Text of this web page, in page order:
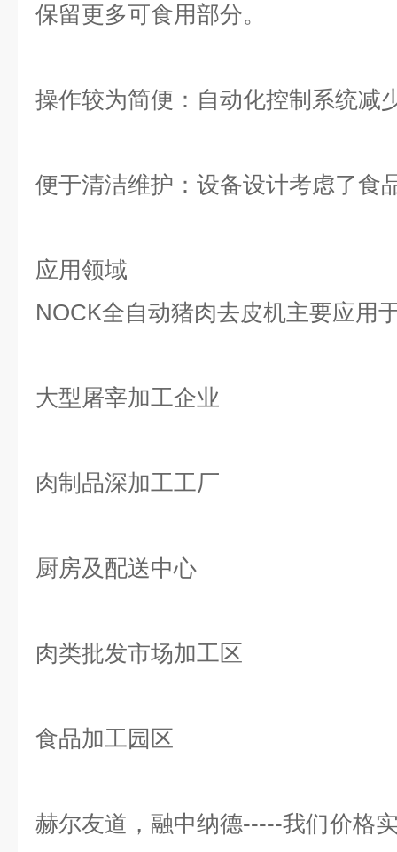
保留更多可食用部分。
操作较为简便：自动化控制系统减
便于清洁维护：设备设计考虑了食
应用领域
NOCK全自动猪肉去皮机主要应用
大型屠宰加工企业
肉制品深加工工厂
厨房及配送中心
肉类批发市场加工区
食品加工园区
赫尔友道，融中纳德-----我们价格